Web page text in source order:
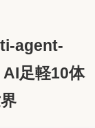
agent-
足軽10体